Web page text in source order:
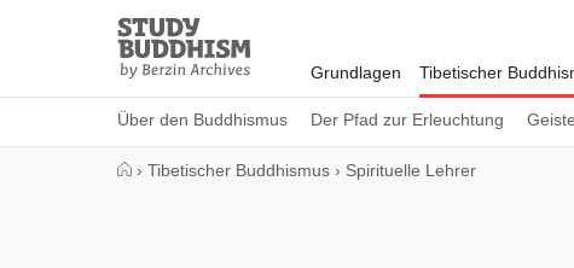
Study
Buddhism
Home
Grundlagen Tibetischer
Über den Buddhismus Der Pfad zur Erleuchtung
› Tibetischer Buddhismus › Spirituelle Lehrer